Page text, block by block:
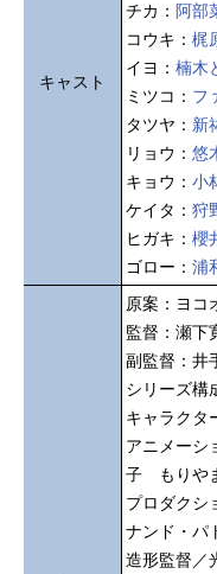
キャスト
チカ： 阿部
コウキ： 梶
イヨ： 楠木
ミツコ： フ
タツヤ： 新
リョウ： 悠
キョウ： 小
ケイタ： 狩
ヒガキ： 櫻
ゴロー： 浦
原案：ヨコ
監督：瀬下
副監督：
シリーズ構
キャラクタ
アニメーシ
子 もりや
プロダクシ
ナンド・パ
造形監督／